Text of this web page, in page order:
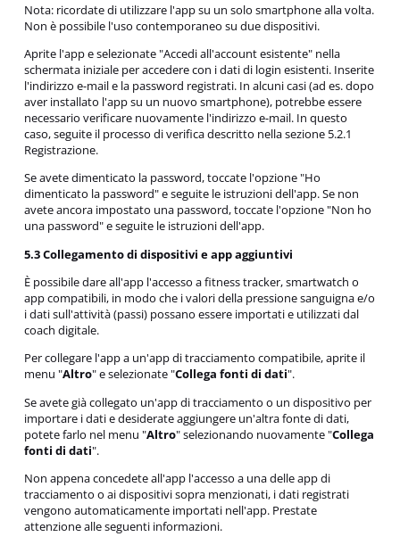
Nota: ricordate di utilizzare l'app su un solo smartphone alla volta.
Non è possibile l'uso contemporaneo su due dispositivi.
Aprite l'app e selezionate "Accedi all'account esistente" nella
schermata iniziale per accedere con i dati di login esistenti. Inserite
l'indirizzo e-mail e la password registrati. In alcuni casi (ad es. dopo
aver installato l'app su un nuovo smartphone), potrebbe essere
necessario verificare nuovamente l'indirizzo e-mail. In questo
caso, seguite il processo di verifica descritto nella sezione 5.2.1
Registrazione.
Se avete dimenticato la password, toccate l'opzione "Ho
dimenticato la password" e seguite le istruzioni dell'app. Se non
avete ancora impostato una password, toccate l'opzione "Non ho
una password" e seguite le istruzioni dell'app.
5.3 Collegamento di dispositivi e app aggiuntivi
È possibile dare all'app l'accesso a fitness tracker, smartwatch o
app compatibili, in modo che i valori della pressione sanguigna e/o
i dati sull'attività (passi) possano essere importati e utilizzati dal
coach digitale.
Per collegare l'app a un'app di tracciamento compatibile, aprite il
menu "Altro" e selezionate "Collega fonti di dati".
Se avete già collegato un'app di tracciamento o un dispositivo per
importare i dati e desiderate aggiungere un'altra fonte di dati,
potete farlo nel menu "Altro" selezionando nuovamente "Collega
fonti di dati".
Non appena concedete all'app l'accesso a una delle app di
tracciamento o ai dispositivi sopra menzionati, i dati registrati
vengono automaticamente importati nell'app. Prestate
attenzione alle seguenti informazioni.